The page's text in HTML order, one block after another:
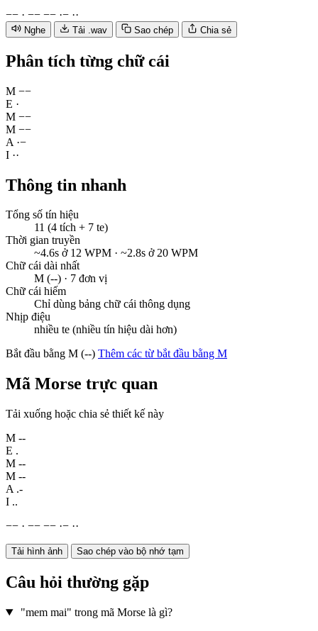
−− · −− −− ·− ··
Nghe Tải .wav Sao chép Chia sẻ
Phân tích từng chữ cái
M −−
E ·
M −−
M −−
A ·−
I ··
Thông tin nhanh
Tổng số tín hiệu
11 (4 tích + 7 te)
Thời gian truyền
~4.6s ở 12 WPM · ~2.8s ở 20 WPM
Chữ cái dài nhất
M (--) · 7 đơn vị
Chữ cái hiếm
Chỉ dùng bảng chữ cái thông dụng
Nhịp điệu
nhiều te (nhiều tín hiệu dài hơn)
Bắt đầu bằng M (--) Thêm các từ bắt đầu bằng M
Mã Morse trực quan
Tải xuống hoặc chia sẻ thiết kế này
M --
E .
M --
M --
A .-
I ..
−− · −− −− ·− ··
Tải hình ảnh Sao chép vào bộ nhớ tạm
Câu hỏi thường gặp
"mem mai" trong mã Morse là gì?